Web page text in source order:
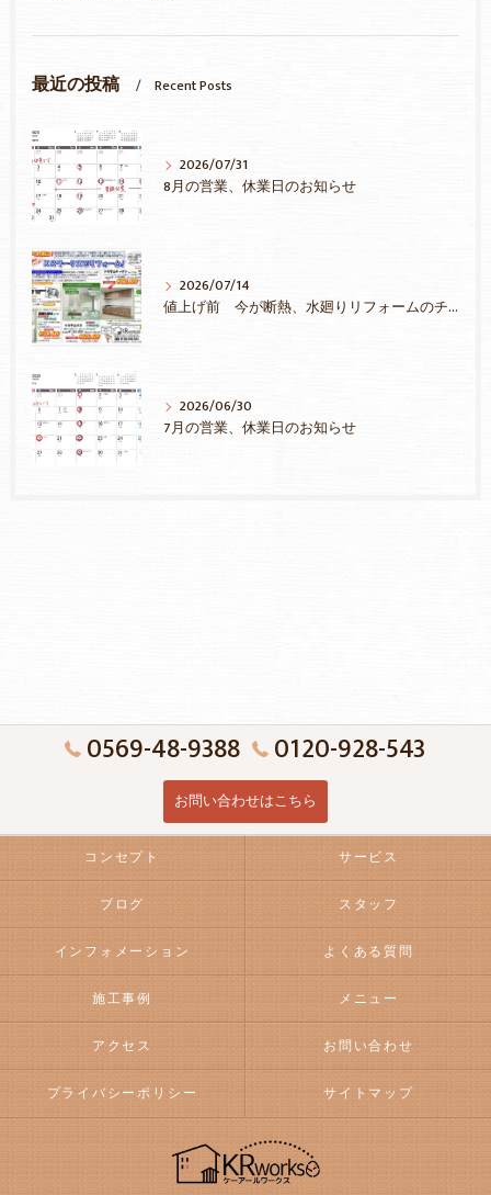
最近の投稿 Recent Posts
2026/07/31
8月の営業、休業日のお知らせ
2026/07/14
値上げ前 今が断熱、水廻りリフォームのチャンス！補助金を最大限活用しましょう！
2026/06/30
7月の営業、休業日のお知らせ
0569-48-9388 0120-928-543
お問い合わせはこちら
コンセプト サービス
ブログ スタッフ
インフォメーション よくある質問
施工事例 メニュー
アクセス お問い合わせ
プライバシーポリシー サイトマップ